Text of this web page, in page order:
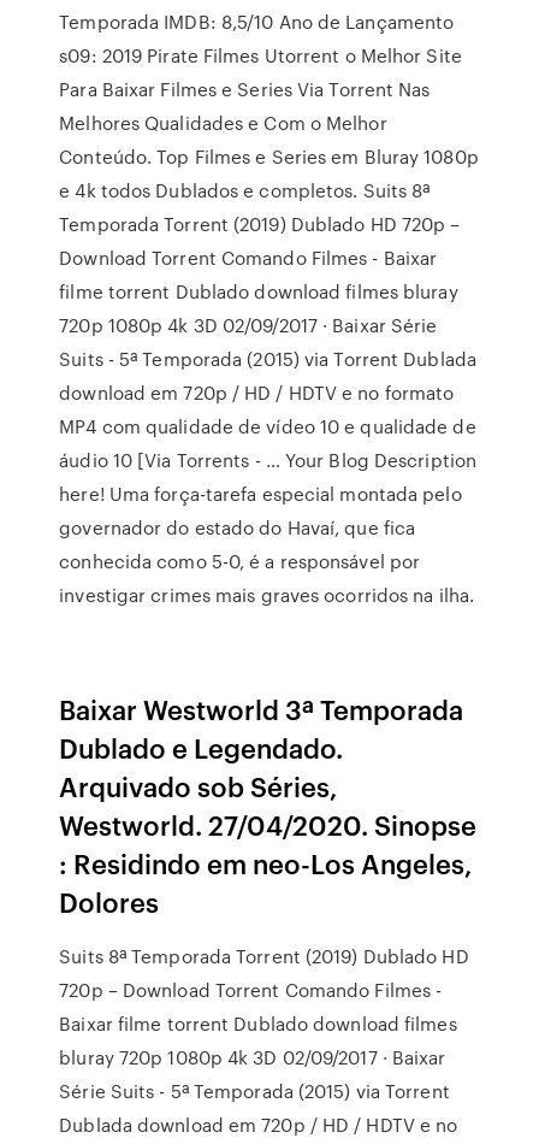
Temporada IMDB: 8,5/10 Ano de Lançamento
s09: 2019 Pirate Filmes Utorrent o Melhor Site
Para Baixar Filmes e Series Via Torrent Nas
Melhores Qualidades e Com o Melhor
Conteúdo. Top Filmes e Series em Bluray 1080p
e 4k todos Dublados e completos. Suits 8ª
Temporada Torrent (2019) Dublado HD 720p –
Download Torrent Comando Filmes - Baixar
filme torrent Dublado download filmes bluray
720p 1080p 4k 3D 02/09/2017 · Baixar Série
Suits - 5ª Temporada (2015) via Torrent Dublada
download em 720p / HD / HDTV e no formato
MP4 com qualidade de vídeo 10 e qualidade de
áudio 10 [Via Torrents - … Your Blog Description
here! Uma força-tarefa especial montada pelo
governador do estado do Havaí, que fica
conhecida como 5-0, é a responsável por
investigar crimes mais graves ocorridos na ilha.
Baixar Westworld 3ª Temporada
Dublado e Legendado.
Arquivado sob Séries,
Westworld. 27/04/2020. Sinopse
: Residindo em neo-Los Angeles,
Dolores
Suits 8ª Temporada Torrent (2019) Dublado HD
720p – Download Torrent Comando Filmes -
Baixar filme torrent Dublado download filmes
bluray 720p 1080p 4k 3D 02/09/2017 · Baixar
Série Suits - 5ª Temporada (2015) via Torrent
Dublada download em 720p / HD / HDTV e no